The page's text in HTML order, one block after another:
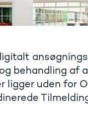
behandling af
ligger uden for